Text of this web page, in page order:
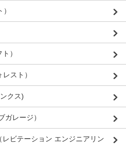
）
スト）
クス)
レージ）
ビテーション エンジニアリン